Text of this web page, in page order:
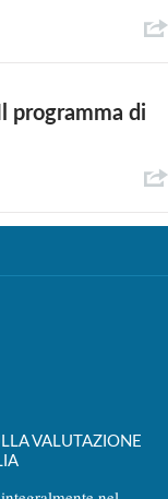
programma di
VALUTAZIONE